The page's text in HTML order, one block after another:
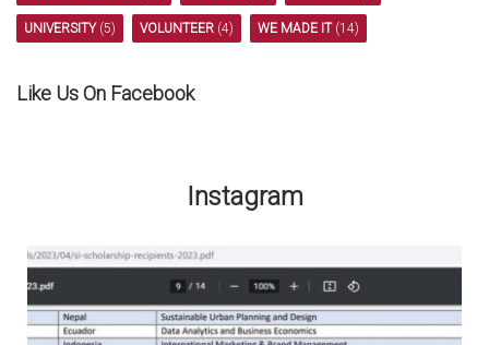
UNIVERSITY(5) VOLUNTEER (4) WE MADE IT(14)
Like Us On Facebook
Instagram